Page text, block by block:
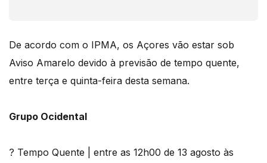
De acordo com o IPMA, os Açores vão estar sob
Aviso Amarelo devido à previsão de tempo quente,
entre terça e quinta-feira desta semana.
Grupo Ocidental
? Tempo Quente | entre as 12h00 de 13 agosto às